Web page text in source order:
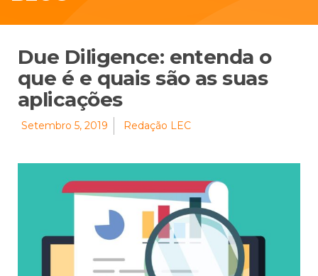
Due Diligence: entenda o
que é e quais são as suas
aplicações
Setembro 5, 2019 Redação LEC